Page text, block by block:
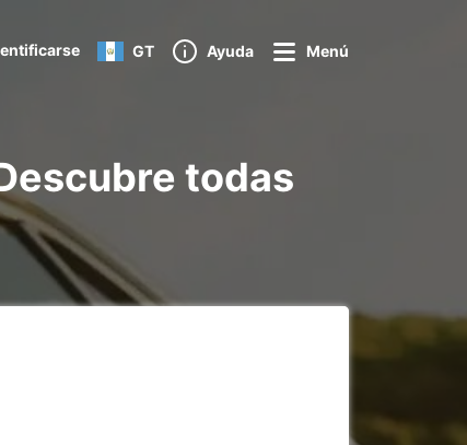
GT Ayuda Menú
todas